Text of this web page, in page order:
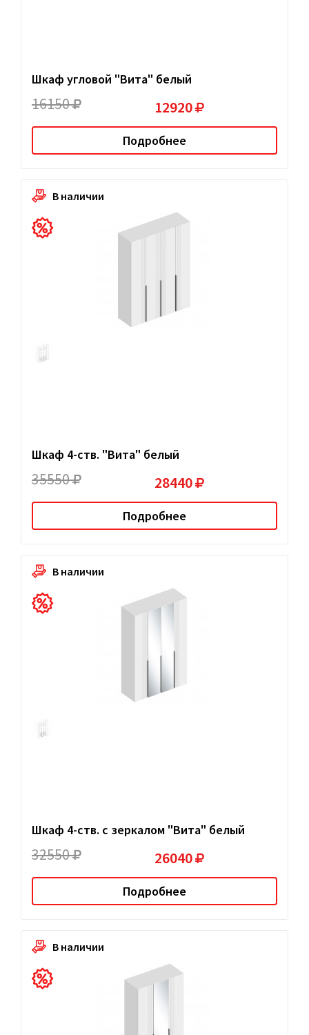
Шкаф угловой "Вита" белый
16150 12920
Подробнее
В наличии
Шкаф 4-ств. "Вита" белый
35550 28440
Подробнее
В наличии
Шкаф 4-ств. с зеркалом "Вита" белый
32550 26040
Подробнее
В наличии